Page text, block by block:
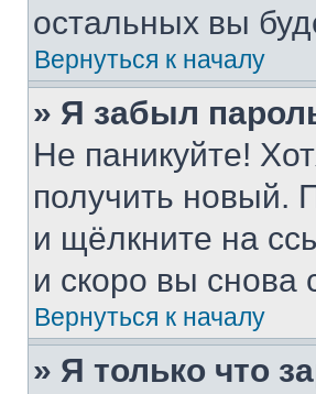
остальных вы
Вернуться к началу
» Я забыл
Не паникуйте!
получить новый.
и щёлкните на
и скоро вы
Вернуться к началу
» Я только что